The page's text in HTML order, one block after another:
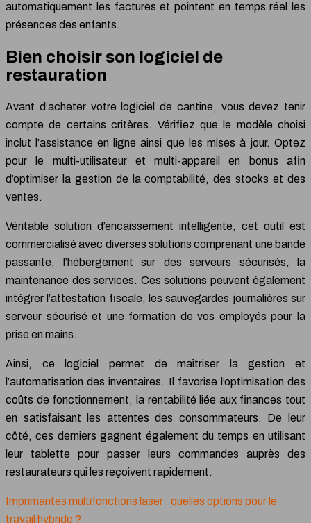
automatiquement les factures et pointent en temps réel les
présences des enfants.
Bien choisir son logiciel de
restauration
Avant d’acheter votre logiciel de cantine, vous devez tenir
compte de certains critères. Vérifiez que le modèle choisi
inclut l’assistance en ligne ainsi que les mises à jour. Optez
pour le multi-utilisateur et multi-appareil en bonus afin
d’optimiser la gestion de la comptabilité, des stocks et des
ventes.
Véritable solution d’encaissement intelligente, cet outil est
commercialisé avec diverses solutions comprenant une bande
passante, l’hébergement sur des serveurs sécurisés, la
maintenance des services. Ces solutions peuvent également
intégrer l’attestation fiscale, les sauvegardes journalières sur
serveur sécurisé et une formation de vos employés pour la
prise en mains.
Ainsi, ce logiciel permet de maîtriser la gestion et
l’automatisation des inventaires. Il favorise l’optimisation des
coûts de fonctionnement, la rentabilité liée aux finances tout
en satisfaisant les attentes des consommateurs. De leur
côté, ces derniers gagnent également du temps en utilisant
leur tablette pour passer leurs commandes auprès des
restaurateurs qui les reçoivent rapidement.
Imprimantes multifonctions laser : quelles options pour le
travail hybride ?